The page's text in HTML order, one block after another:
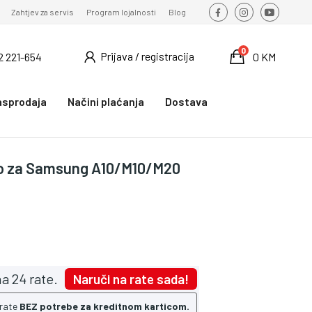
Zahtjev za servis Program lojalnosti Blog
221-654 Prijava / registracija 0 KM
0
Načini plaćanja Dostava
Samsung A10/M10/M20
24 rate. Naruči na rate sada!
BEZ potrebe za kreditnom karticom.